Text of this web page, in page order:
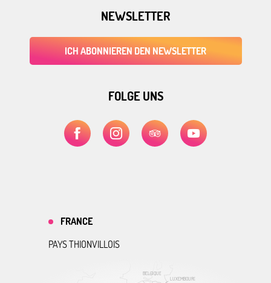
NEWSLETTER
ICH ABONNIEREN DEN NEWSLETTER
FOLGE UNS
BELGIQUE
LUXEMBOURG
FRANCE
PAYS THIONVILLOIS